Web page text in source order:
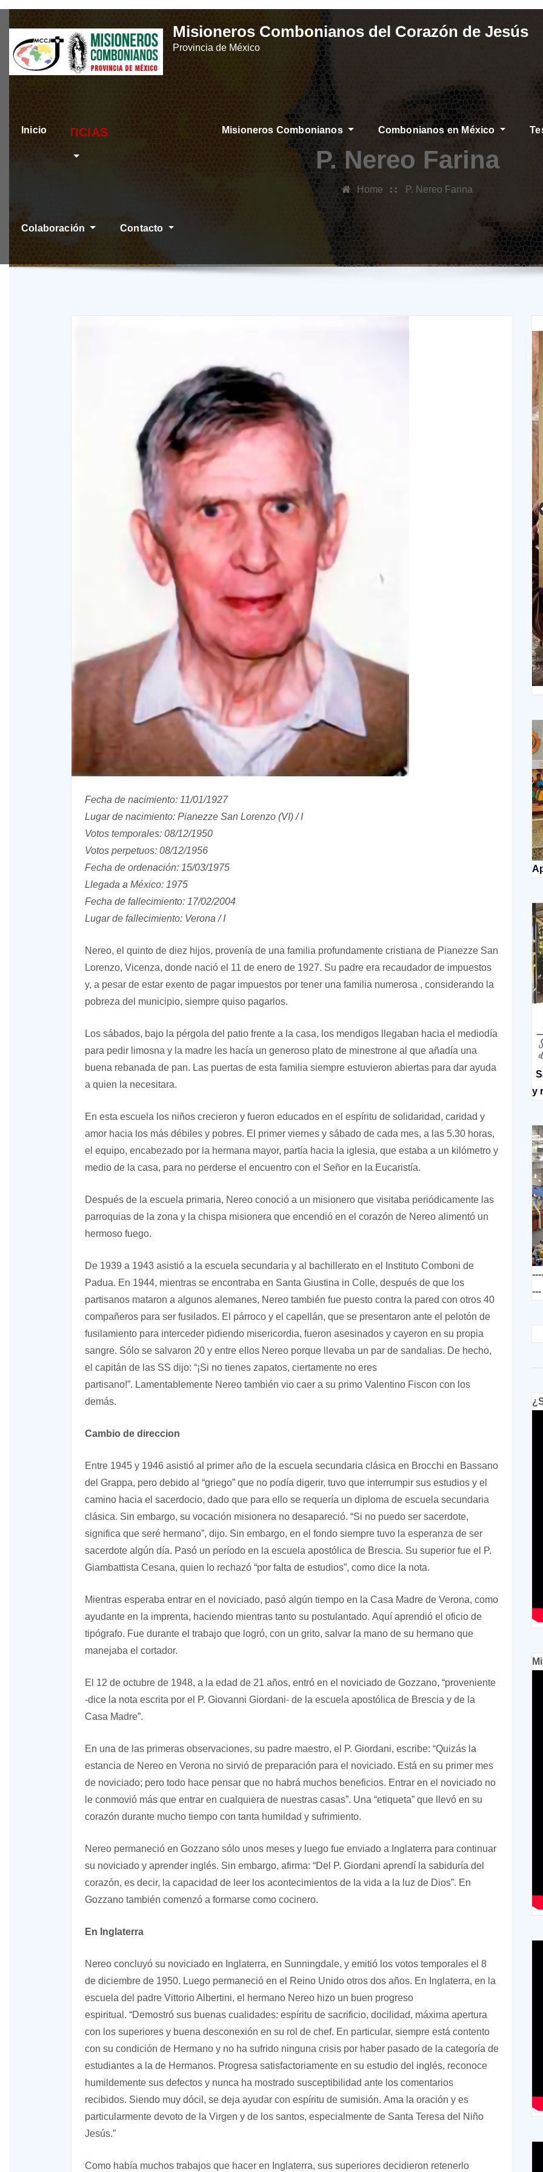
Skip
content
Misioneros Combonianos del Corazón de Jesús
Provincia de México
Inicio ÚLTIMAS NOTICIASMisioneros Combonianos Combonianos en México
Colaboración Contacto
P. Nereo Farina
Home P. Nereo Farina
Fecha de nacimiento: 11/01/1927
Lugar de nacimiento: Pianezze San Lorenzo (VI) / I
Votos temporales: 08/12/1950
Votos perpetuos: 08/12/1956
Fecha de ordenación: 15/03/1975
Llegada a México: 1975
Fecha de fallecimiento: 17/02/2004
Lugar de fallecimiento: Verona / I
Nereo, el quinto de diez hijos, provenía de una familia profundamente cristiana de Pianezze San
Lorenzo, Vicenza, donde nació el 11 de enero de 1927. Su padre era recaudador de impuestos
y, a pesar de estar exento de pagar impuestos por tener una familia numerosa , considerando la
pobreza del municipio, siempre quiso pagarlos.
Los sábados, bajo la pérgola del patio frente a la casa, los mendigos llegaban hacia el mediodía
para pedir limosna y la madre les hacía un generoso plato de minestrone al que añadía una
buena rebanada de pan. Las puertas de esta familia siempre estuvieron abiertas para dar ayuda
a quien la necesitara.
En esta escuela los niños crecieron y fueron educados en el espíritu de solidaridad, caridad y
amor hacia los más débiles y pobres. El primer viernes y sábado de cada mes, a las 5.30 horas,
el equipo, encabezado por la hermana mayor, partía hacia la iglesia, que estaba a un kilómetro y
medio de la casa, para no perderse el encuentro con el Señor en la Eucaristía.
Después de la escuela primaria, Nereo conoció a un misionero que visitaba periódicamente las
parroquias de la zona y la chispa misionera que encendió en el corazón de Nereo alimentó un
hermoso fuego.
De 1939 a 1943 asistió a la escuela secundaria y al bachillerato en el Instituto Comboni de
Padua. En 1944, mientras se encontraba en Santa Giustina in Colle, después de que los
partisanos mataron a algunos alemanes, Nereo también fue puesto contra la pared con otros 40
compañeros para ser fusilados. El párroco y el capellán, que se presentaron ante el pelotón de
fusilamiento para interceder pidiendo misericordia, fueron asesinados y cayeron en su propia
sangre. Sólo se salvaron 20 y entre ellos Nereo porque llevaba un par de sandalias. De hecho,
el capitán de las SS dijo: “¡Si no tienes zapatos, ciertamente no eres
partisano!”. Lamentablemente Nereo también vio caer a su primo Valentino Fiscon con los
demás.
Cambio de direccion
Entre 1945 y 1946 asistió al primer año de la escuela secundaria clásica en Brocchi en Bassano
del Grappa, pero debido al “griego” que no podía digerir, tuvo que interrumpir sus estudios y el
camino hacia el sacerdocio, dado que para ello se requería un diploma de escuela secundaria
clásica. Sin embargo, su vocación misionera no desapareció. “Si no puedo ser sacerdote,
significa que seré hermano”, dijo. Sin embargo, en el fondo siempre tuvo la esperanza de ser
sacerdote algún día. Pasó un período en la escuela apostólica de Brescia. Su superior fue el P.
Giambattista Cesana, quien lo rechazó “por falta de estudios”, como dice la nota.
Mientras esperaba entrar en el noviciado, pasó algún tiempo en la Casa Madre de Verona, como
ayudante en la imprenta, haciendo mientras tanto su postulantado. Aquí aprendió el oficio de
tipógrafo. Fue durante el trabajo que logró, con un grito, salvar la mano de su hermano que
manejaba el cortador.
El 12 de octubre de 1948, a la edad de 21 años, entró en el noviciado de Gozzano, “proveniente
-dice la nota escrita por el P. Giovanni Giordani- de la escuela apostólica de Brescia y de la
Casa Madre”.
En una de las primeras observaciones, su padre maestro, el P. Giordani, escribe: “Quizás la
estancia de Nereo en Verona no sirvió de preparación para el noviciado. Está en su primer mes
de noviciado; pero todo hace pensar que no habrá muchos beneficios. Entrar en el noviciado no
le conmovió más que entrar en cualquiera de nuestras casas”. Una “etiqueta” que llevó en su
corazón durante mucho tiempo con tanta humildad y sufrimiento.
Nereo permaneció en Gozzano sólo unos meses y luego fue enviado a Inglaterra para continuar
su noviciado y aprender inglés. Sin embargo, afirma: “Del P. Giordani aprendí la sabiduría del
corazón, es decir, la capacidad de leer los acontecimientos de la vida a la luz de Dios”. En
Gozzano también comenzó a formarse como cocinero.
En Inglaterra
Nereo concluyó su noviciado en Inglaterra, en Sunningdale, y emitió los votos temporales el 8
de diciembre de 1950. Luego permaneció en el Reino Unido otros dos años. En Inglaterra, en la
escuela del padre Vittorio Albertini, el hermano Nereo hizo un buen progreso
espiritual. “Demostró sus buenas cualidades: espíritu de sacrificio, docilidad, máxima apertura
con los superiores y buena desconexión en su rol de chef. En particular, siempre está contento
con su condición de Hermano y no ha sufrido ninguna crisis por haber pasado de la categoría de
estudiantes a la de Hermanos. Progresa satisfactoriamente en su estudio del inglés, reconoce
humildemente sus defectos y nunca ha mostrado susceptibilidad ante los comentarios
recibidos. Siendo muy dócil, se deja ayudar con espíritu de sumisión. Ama la oración y es
particularmente devoto de la Virgen y de los santos, especialmente de Santa Teresa del Niño
Jesús.”
Como había muchos trabajos que hacer en Inglaterra, sus superiores decidieron retenerlo
XV Domingo ordinario. Año A
XIV Domingo ordinario. Año A
y
---